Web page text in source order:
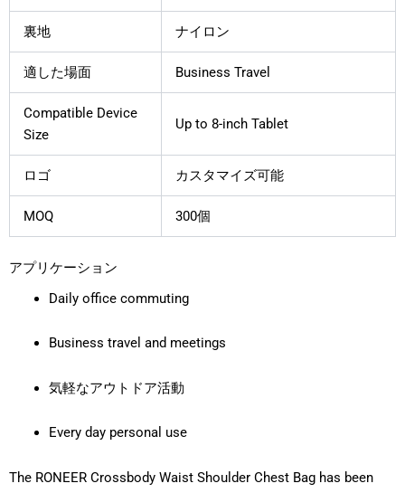
裏地 ナイロン
適した場面 Business Travel
Compatible Device
Size
Up to 8-inch Tablet
ロゴ カスタマイズ可能
MOQ 300個
アプリケーション
Daily office commuting
Business travel and meetings
気軽なアウトドア活動
Every day personal use
The RONEER Crossbody Waist Shoulder Chest Bag has been